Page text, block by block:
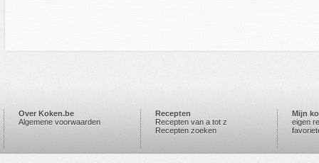
Over Koken.be
Algemene voorwaarden
Recepten
Recepten van a tot z
Recepten zoeken
Mijn
eigen